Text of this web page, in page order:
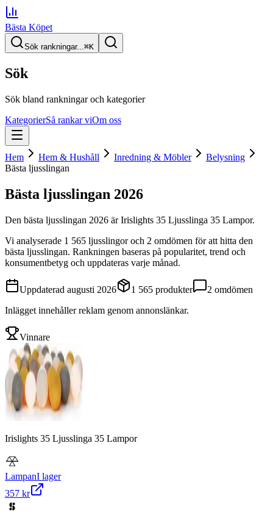
Bästa Köpet
Sök rankningar...⌘K
Sök
Sök bland rankningar och kategorier
KategorierSå rankar viOm oss
Hem Hem & Hushåll Inredning & Möbler
Belysning
Bästa ljusslingan
Bästa ljusslingan 2026
Den bästa ljusslingan 2026 ärIrislights 35 Ljusslinga 35 Lampor.
Vi analyserade 1 565 ljusslingoroch 2 omdömen för att hitta den
bästa ljusslingan. Rankningen baseras på popularitet, trend och
konsumentbetyg och uppdateras varje månad.
Uppdaterad augusti 2026 1 565 produkter 2 omdömen
Inlägget innehåller reklam genom annonslänkar.
Vinnare
Irislights 35 Ljusslinga 35 Lampor
LampanI lager
357 kr